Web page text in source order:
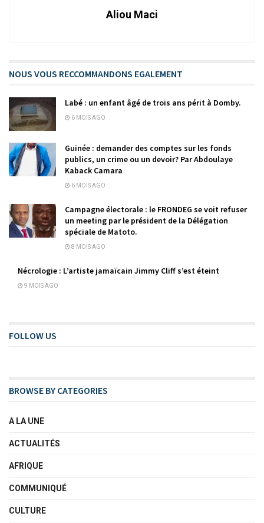
Aliou Maci
NOUS VOUS RECCOMMANDONS EGALEMENT
Labé : un enfant âgé de trois ans périt à Domby.
6 MOIS AGO
Guinée : demander des comptes sur les fonds
publics, un crime ou un devoir? Par Abdoulaye
Kaback Camara
6 MOIS AGO
Campagne électorale : le FRONDEG se voit refuser
un meeting par le président de la Délégation
spéciale de Matoto.
8 MOIS AGO
Nécrologie : L’artiste jamaïcain Jimmy Cliff s’est éteint
9 MOIS AGO
FOLLOW US
BROWSE BY CATEGORIES
A LA UNE
ACTUALITÉS
AFRIQUE
COMMUNIQUÉ
CULTURE